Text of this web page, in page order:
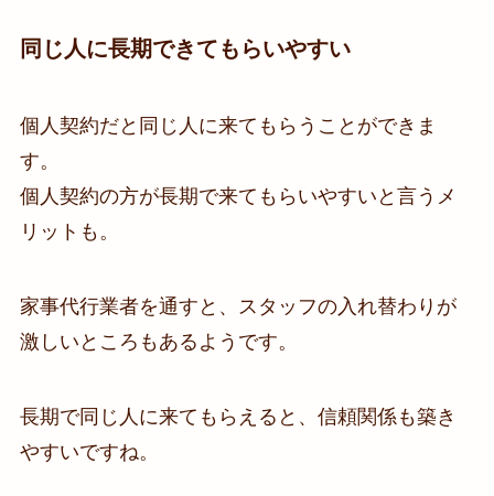
同じ人に長期できてもらいやすい
個人契約だと同じ人に来てもらうことができま
す。
個人契約の方が長期で来てもらいやすいと言うメ
リットも。
家事代行業者を通すと、スタッフの入れ替わりが
激しいところもあるようです。
長期で同じ人に来てもらえると、信頼関係も築き
やすいですね。